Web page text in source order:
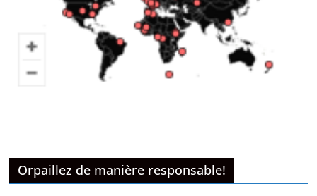
Orpaillez de manière responsable!